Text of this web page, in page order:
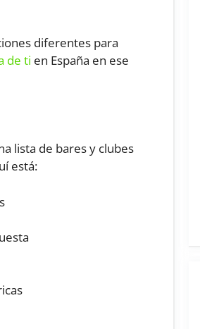
diferentes para
de ti en España en ese
lista de bares y clubes
está: